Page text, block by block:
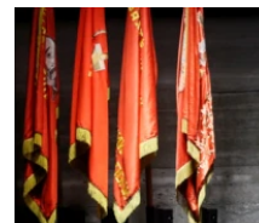
РАСПИСАНИЕ ВЕЩАНИЯ
ПОДПИШИТЕСЬ НА
СОЦИАЛЬНЫЕ СЕТИ